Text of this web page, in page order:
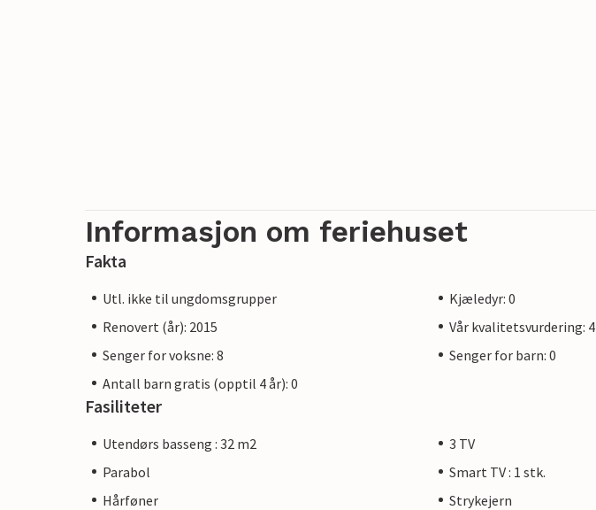
Informasjon om feriehuset
Fakta
Utl. ikke til ungdomsgrupper
Kjæledyr: 0
Renovert (år): 2015
Vår kvalitetsvurdering: 4
Senger for voksne: 8
Senger for barn: 0
Antall barn gratis (opptil 4 år): 0
Fasiliteter
Utendørs basseng : 32 m2
3 TV
Parabol
Smart TV : 1 stk.
Hårføner
Strykejern